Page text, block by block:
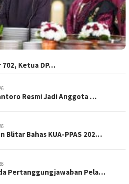
Ketua DP…
Resmi Jadi Anggota …
Blitar Bahas KUA-PPAS 202…
Pertanggungjawaban Pela…